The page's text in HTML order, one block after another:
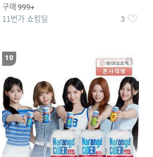
구매 999+
11번가 쇼킹딜 3
10